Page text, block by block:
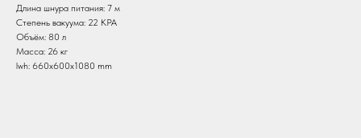
Длина шнура питания: 7 м
Степень вакуума: 22 KPA
Объём: 80 л
Масса: 26 кг
lwh: 660x600x1080 mm